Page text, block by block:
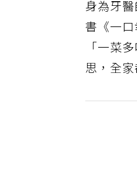
身為牙
書《一
「一菜
思，全